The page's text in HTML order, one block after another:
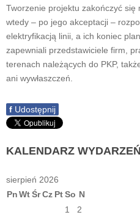
Tworzenie projektu zakończyć
wtedy – po jego akceptacji –
elektryfikacją linii, a ich koniec
zapewniali przedstawiciele firm,
terenach należących do PKP,
ani wywłaszczeń.
f Udostępnij
KALENDARZ WYDARZEŃ
sierpień 2026
PnWtŚrCz PtSo N
1
2